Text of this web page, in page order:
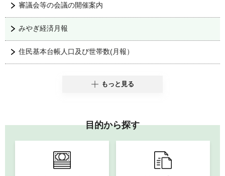
審議会等の会議の開催案内
みやぎ経済月報
住民基本台帳人口及び世帯数(月報）
もっと見る
目的から探す